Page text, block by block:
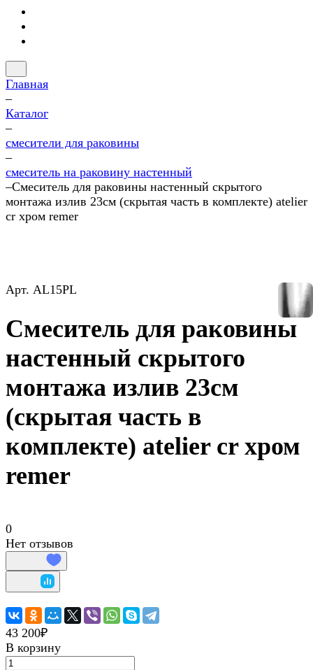
Главная
–
Каталог
–
смесители для раковины
–
смеситель на раковину настенный
–Смеситель для раковины настенный скрытого
монтажа излив 23см (скрытая часть в комплекте) atelier
cr хром remer
Арт. AL15PL
Смеситель для раковины
настенный скрытого
монтажа излив 23см
(скрытая часть в
комплекте) atelier cr хром
remer
0
Нет отзывов
43 200₽
В корзину